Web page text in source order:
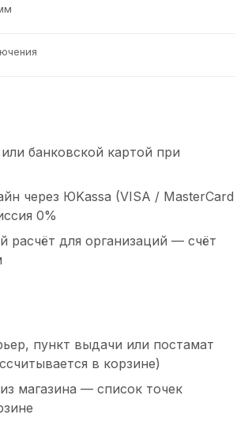
банковской картой при
через ЮKassa (VISA / MasterCard
0%
расчёт для организаций — счёт
пункт выдачи или постамат
в корзине)
магазина — список точек